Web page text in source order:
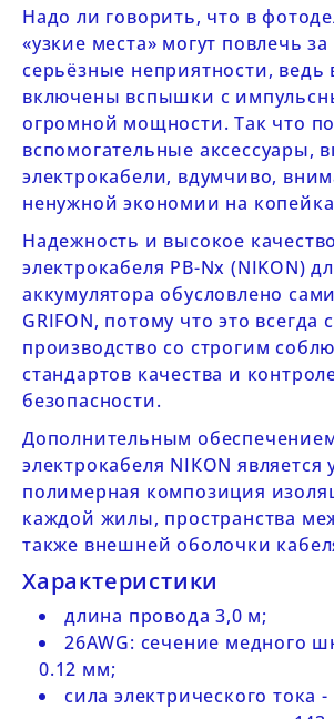
Надо ли говорить, что в
«узкие места» могут повлечь
серьёзные неприятности, ведь
включены вспышки с
огромной мощности. Так что
вспомогательные аксессуары,
электрокабели, вдумчиво,
ненужной экономии на
Надежность и высокое качество
электрокабеля PB-Nx (NIKON)
аккумулятораобусловлено
GRIFON, потому что это всегда
производство со строгим
стандартов качества и
безопасности.
Дополнительным
электрокабеля NIКONявляется
полимерная композиция
каждой жилы, пространства
также внешней оболочки
Характеристики
длина провода 3,0 м;
26AWG: сечение медного
0.12 мм;
сила электрического тока -